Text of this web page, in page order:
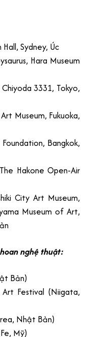
Sydney, Úc
Hara Museum
3331, Tokyo,
Museum, Fukuoka,
Bangkok,
Hakone Open-Air
City Art Museum,
Museum of Art,
nghệ thuật:
Bản)
Festival (Niigata,
Nhật Bản)
Mỹ)